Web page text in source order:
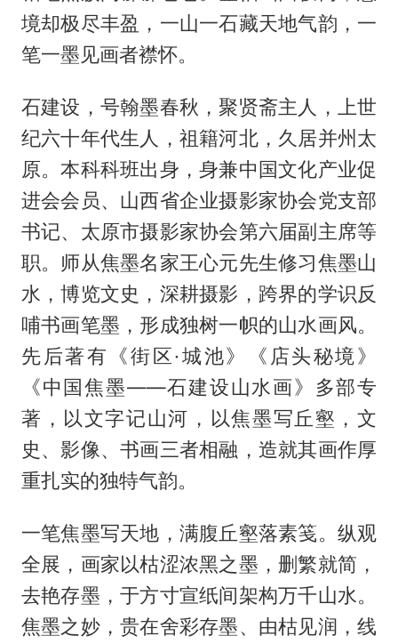
境却极尽丰盈，一山一石藏天地气韵，一
笔一墨见画者襟怀。
石建设，号翰墨春秋，聚贤斋主人，上世
纪六十年代生人，祖籍河北，久居并州太
原。本科科班出身，身兼中国文化产业促
进会会员、山西省企业摄影家协会党支部
书记、太原市摄影家协会第六届副主席等
职。师从焦墨名家王心元先生修习焦墨山
水，博览文史，深耕摄影，跨界的学识反
哺书画笔墨，形成独树一帜的山水画风。
先后著有《街区·城池》《店头秘境》
《中国焦墨——石建设山水画》多部专
著，以文字记山河，以焦墨写丘壑，文
史、影像、书画三者相融，造就其画作厚
重扎实的独特气韵。
一笔焦墨写天地，满腹丘壑落素笺。纵观
全展，画家以枯涩浓黑之墨，删繁就简，
去艳存墨，于方寸宣纸间架构万千山水。
焦墨之妙，贵在舍彩存墨、由枯见润，线